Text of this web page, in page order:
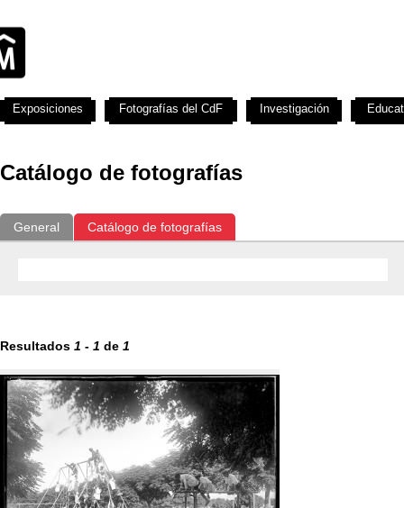
Catálogo de fotografías
General Catálogo de fotografías
Resultados 1 - 1 de 1
Exposiciones Fotografías del CdF Investigación